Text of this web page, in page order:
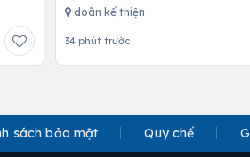
doãn kế thiện
34 phút trước
sách bảo mật Quy chế